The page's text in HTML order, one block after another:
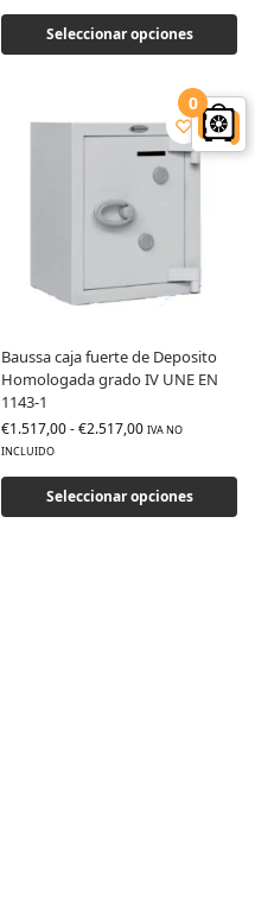
Seleccionar opciones
Baussa caja fuerte de Deposito
Homologada grado IV UNE EN
1143-1
€1.517,00-€2.517,00 IVA NO
INCLUIDO
Seleccionar opciones
0